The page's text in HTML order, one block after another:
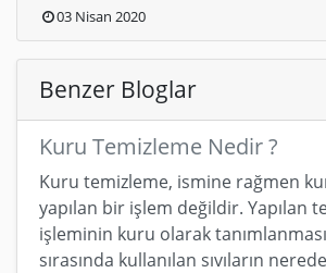
03 Nisan 2020
Benzer Bloglar
Kuru Temizleme Nedir ?
Kuru temizleme, ismine rağmen
yapılan bir işlem değildir. Yapılan
işleminin kuru olarak
sırasında kullanılan sıvıların